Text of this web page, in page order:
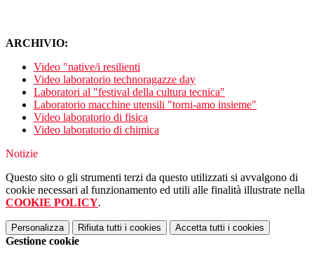
ARCHIVIO:
Video "native/i resilienti
Video laboratorio technoragazze day
Laboratori al "festival della cultura tecnica"
Laboratorio macchine utensili "torni-amo insieme"
Video laboratorio di fisica
Video laboratorio di chimica
Notizie
Questo sito o gli strumenti terzi da questo utilizzati si avvalgono di
cookie necessari al funzionamento ed utili alle finalità illustrate nella
COOKIE POLICY.
Personalizza Rifiuta tutti i cookies Accetta tutti i cookies
Gestione cookie